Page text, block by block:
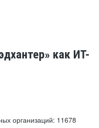
как ИТ-
организаций: 11678